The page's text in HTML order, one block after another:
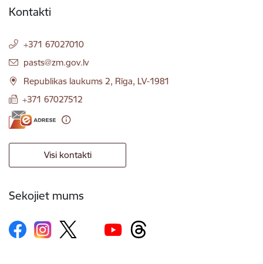
Kontakti
+371 67027010
E-pasts:
pasts@zm.gov.lv
Republikas laukums 2, Rīga, LV-1981
+371 67027512
Visi kontakti
Sekojiet mums